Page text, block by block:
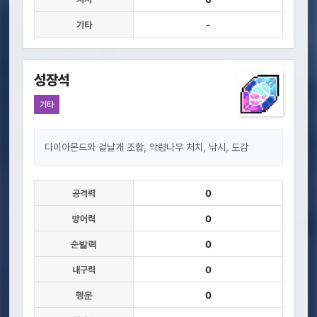
기타 -
성장석
기타
다이아몬드와 겉날개 조합, 악령나무 처치, 낚시, 도감
공격력 0
방어력 0
순발력 0
내구력 0
행운 0